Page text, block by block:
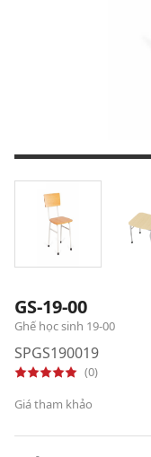
GS-19-00
Ghế học sinh 19-00
SPGS190019
(0)
Giá tham khảo